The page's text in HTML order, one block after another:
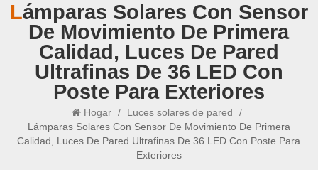
Lámparas Solares Con Sensor
De Movimiento De Primera
Calidad, Luces De Pared
Ultrafinas De 36 LED Con
Poste Para Exteriores
Hogar / Luces solares de pared
/
Lámparas Solares Con Sensor De Movimiento De Primera
Calidad, Luces De Pared Ultrafinas De 36 LED Con Poste Para
Exteriores